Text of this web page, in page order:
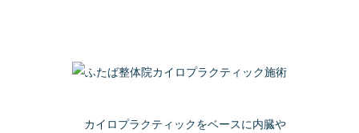
カイロプラクティックをベースに内臓や